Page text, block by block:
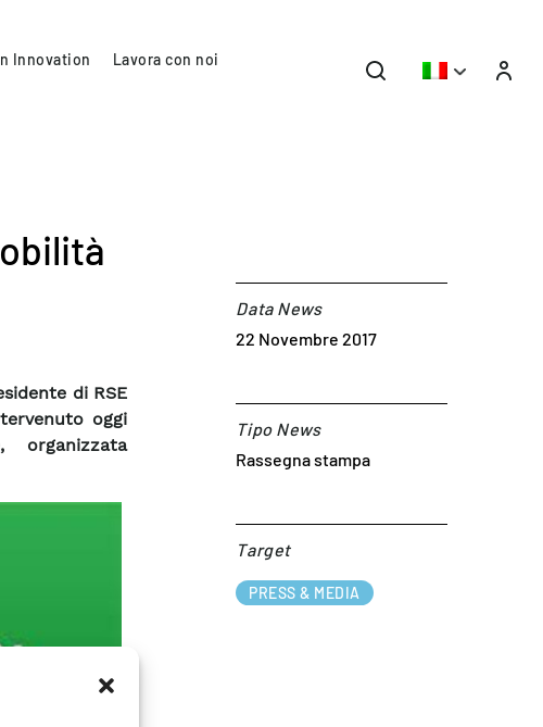
Innovation Lavora con noi
di RSE
oggi
Data News
22 Novembre 2017
Tipo News
Rassegna stampa
Target​
PRESS & MEDIA